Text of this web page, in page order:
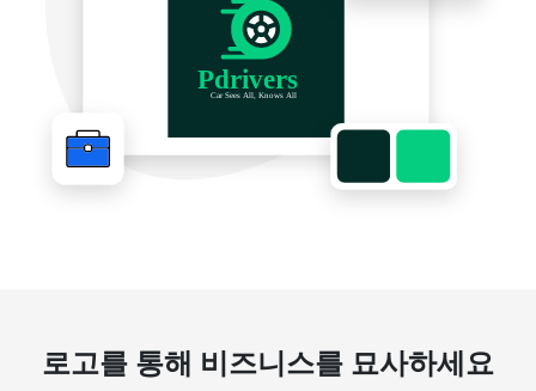
로고를 통해 비즈니스를 묘사하세요